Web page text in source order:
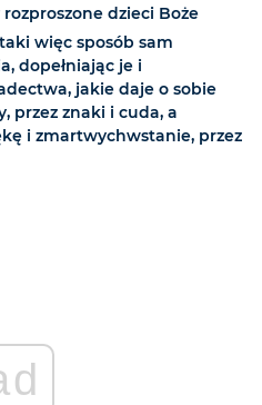
rozproszone dzieci Boże
więc sposób sam
dopełniając je i
jakie daje o sobie
przez znaki i cuda, a
i zmartwychwstanie, przez